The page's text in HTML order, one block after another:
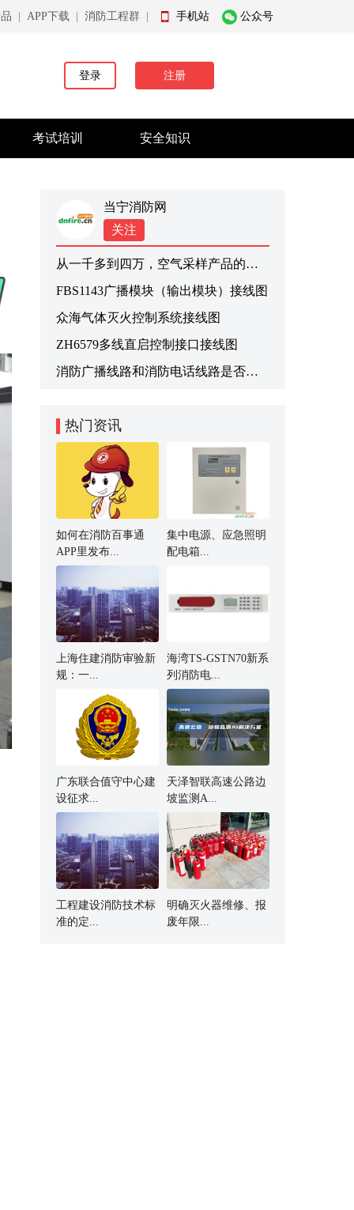
APP下载 消防工程群 手机站 公众号
登录 注册
考试培训 安全知识
当宁消防网
关注
从一千多到四万，空气采样产品的价格鸿沟到底在哪？
FBS1143广播模块（输出模块）接线图
众海气体灭火控制系统接线图
ZH6579多线直启控制接口接线图
消防广播线路和消防电话线路是否需要采用耐火线缆吗？
热门资讯
如何在消防百事通
APP里发布...
集中电源、应急照明
配电箱...
上海住建消防审验新
规：一...
海湾TS-GSTN70新系
列消防电...
广东联合值守中心建
设征求...
天泽智联高速公路边
坡监测A...
工程建设消防技术标
准的定...
明确灭火器维修、报
废年限...